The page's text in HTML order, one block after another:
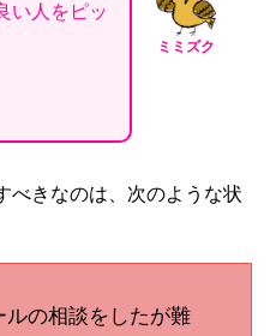
ミミズク
い人をピッ
べきなのは、次のような状
の相談をしたが難